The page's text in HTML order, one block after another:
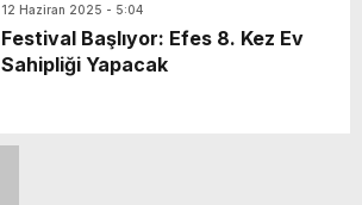
12 Haziran 2025 - 5:04
Festival Başlıyor: Efes 8. Kez Ev
Sahipliği Yapacak